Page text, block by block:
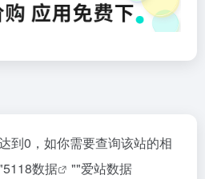
到0，如你需要查询该站的相
5118数据 ""爱站数据